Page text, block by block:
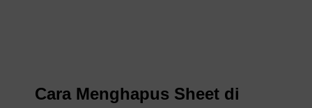
Cara Menghapus Sheet di